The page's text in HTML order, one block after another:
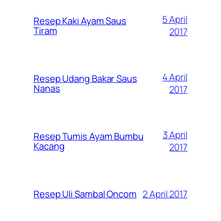
Resep Kaki Ayam Saus
Tiram
5 April
2017
Resep Udang Bakar Saus
Nanas
4 April
2017
Resep Tumis Ayam Bumbu
Kacang
3 April
2017
Resep Uli Sambal Oncom 2 April 2017